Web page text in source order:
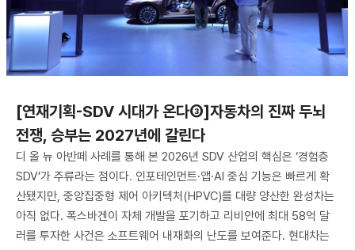
[연재기획-SDV 시대가 온다③]자동차의 진짜 두뇌
전쟁, 승부는 2027년에 갈린다
디 올 뉴 아반떼 사례를 통해 본 2026년 SDV 산업의 핵심은 ‘경험층
SDV’가 주류라는 점이다. 인포테인먼트·앱·AI 중심 기능은 빠르게 확
산됐지만, 중앙집중형 제어 아키텍처(HPVC)를 대량 양산한 완성차는
아직 없다. 폭스바겐이 자체 개발을 포기하고 리비안에 최대 58억 달
러를 투자한 사건은 소프트웨어 내재화의 난도를 보여준다. 현대차는